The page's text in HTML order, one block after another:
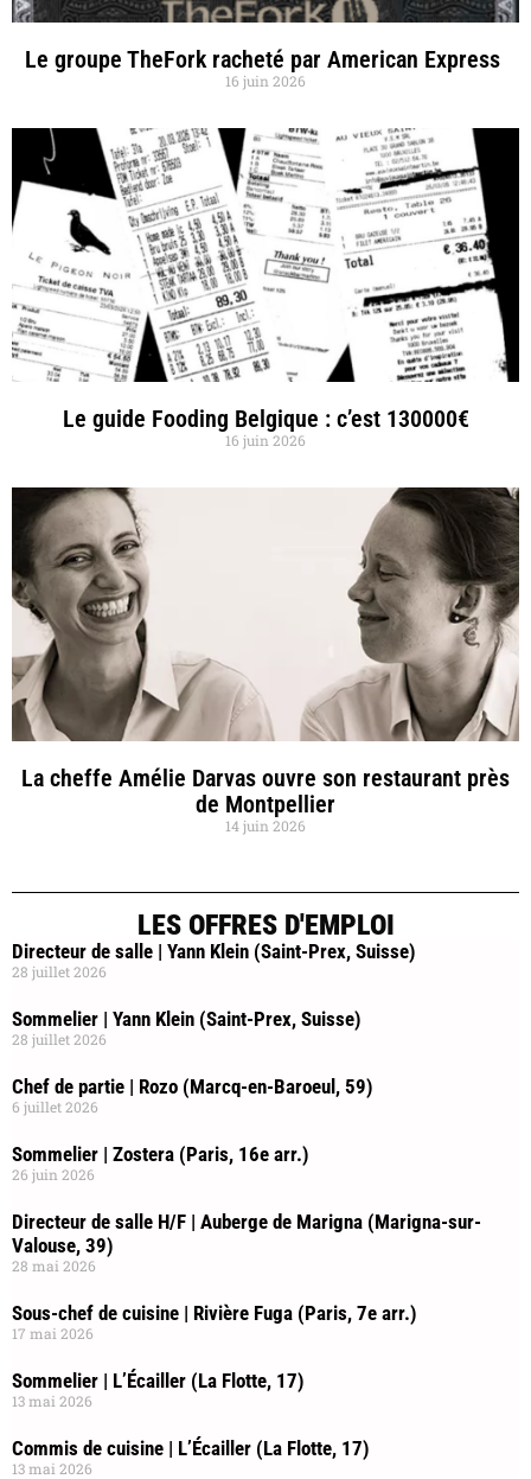
Le groupe TheFork racheté par American Express
16 juin 2026
Le guide Fooding Belgique : c’est 130000€
16 juin 2026
La cheffe Amélie Darvas ouvre son restaurant près
de Montpellier
14 juin 2026
LES OFFRES D'EMPLOI
Directeur de salle | Yann Klein (Saint-Prex, Suisse)
28 juillet 2026
Sommelier | Yann Klein (Saint-Prex, Suisse)
28 juillet 2026
Chef de partie | Rozo (Marcq-en-Baroeul, 59)
6 juillet 2026
Sommelier | Zostera (Paris, 16e arr.)
26 juin 2026
Directeur de salle H/F | Auberge de Marigna (Marigna-sur-
Valouse, 39)
28 mai 2026
Sous-chef de cuisine | Rivière Fuga (Paris, 7e arr.)
17 mai 2026
Sommelier | L’Écailler (La Flotte, 17)
13 mai 2026
Commis de cuisine | L’Écailler (La Flotte, 17)
13 mai 2026